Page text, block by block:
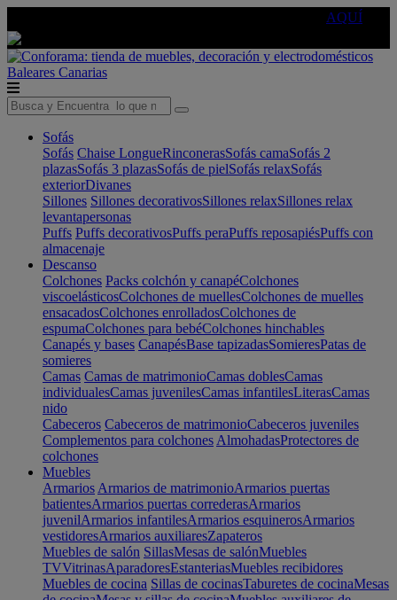
AQUÍ
Baleares Canarias
Sofás
Sofás Chaise LongueRinconerasSofás camaSofás 2
plazasSofás 3 plazasSofás de pielSofás relaxSofás
exteriorDivanes
Sillones Sillones decorativosSillones relaxSillones relax
levantapersonas
Puffs Puffs decorativosPuffs peraPuffs reposapiésPuffs con
almacenaje
Descanso
Colchones Packs colchón y canapéColchones
viscoelásticosColchones de muellesColchones de muelles
ensacadosColchones enrolladosColchones de
espumaColchones para bebéColchones hinchables
Canapés y bases CanapésBase tapizadasSomieresPatas de
somieres
Camas Camas de matrimonioCamas doblesCamas
individualesCamas juvenilesCamas infantilesLiterasCamas
nido
Cabeceros Cabeceros de matrimonioCabeceros juveniles
Complementos para colchones AlmohadasProtectores de
colchones
Muebles
Armarios Armarios de matrimonioArmarios puertas
batientesArmarios puertas correderasArmarios
juvenilArmarios infantilesArmarios esquinerosArmarios
vestidoresArmarios auxiliaresZapateros
Muebles de salón SillasMesas de salónMuebles
TVVitrinasAparadoresEstanteriasMuebles recibidores
Muebles de cocina Sillas de cocinasTaburetes de cocinaMesas